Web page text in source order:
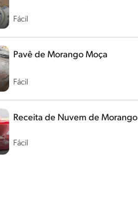
Fácil
Fácil
Pavê de Morango Moça
Fácil
Receita de Nuvem de Morango